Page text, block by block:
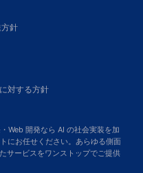
針
対する方針
Web 開発なら AI の社会実装を加
にお任せください。あらゆる側面
サービスをワンストップでご提供